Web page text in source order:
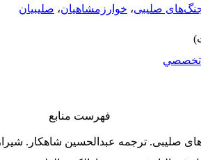
صلیبی، خوارزمشاهیان، صلیبیان
تخصصي
فهرست منابع